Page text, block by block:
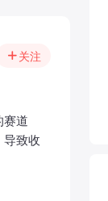
关注
赛道
致收